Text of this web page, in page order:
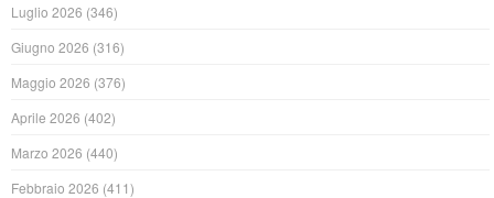
Luglio 2026 (346)
Giugno 2026 (316)
Maggio 2026 (376)
Aprile 2026 (402)
Marzo 2026 (440)
Febbraio 2026 (411)